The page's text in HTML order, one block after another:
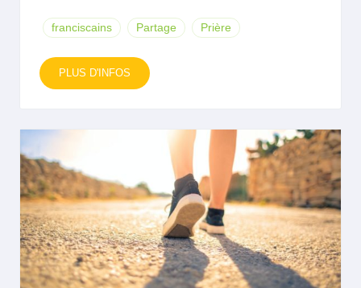
franciscains Partage Prière
PLUS D'INFOS